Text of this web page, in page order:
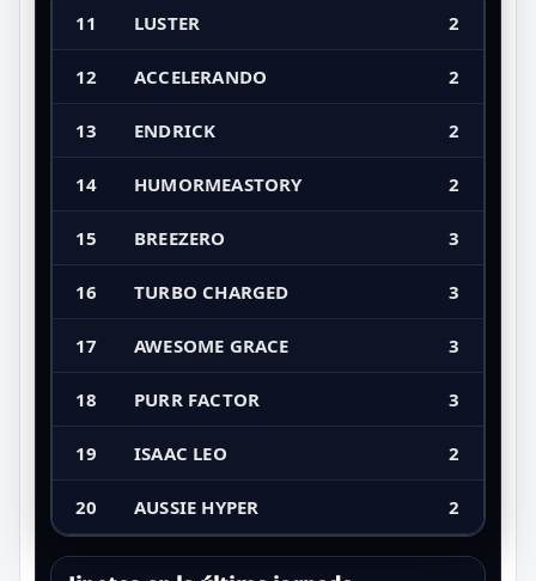
11 LUSTER 2
12 ACCELERANDO 2
13 ENDRICK 2
14 HUMORMEASTORY 2
15 BREEZERO 3
16 TURBO CHARGED 3
17 AWESOME GRACE 3
18 PURR FACTOR 3
19 ISAAC LEO 2
20 AUSSIE HYPER 2